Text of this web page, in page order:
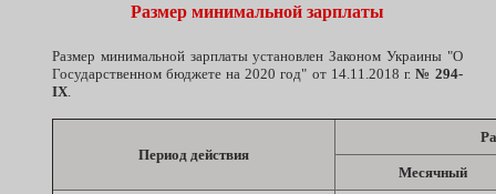
Размер минимальной зарплаты
Размер минимальной зарплаты установлен Законом Украины "О
Государственном бюджете на 2020 год" от 14.11.2018 г. № 294-
IX
Период действия
Месячный